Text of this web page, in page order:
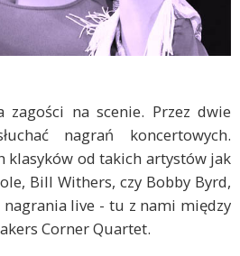
zagości na scenie. Przez dwie
nagrań koncertowych.
klasyków od takich artystów jak
Bill Withers, czy Bobby Byrd,
live - tu z nami między
Corner Quartet.